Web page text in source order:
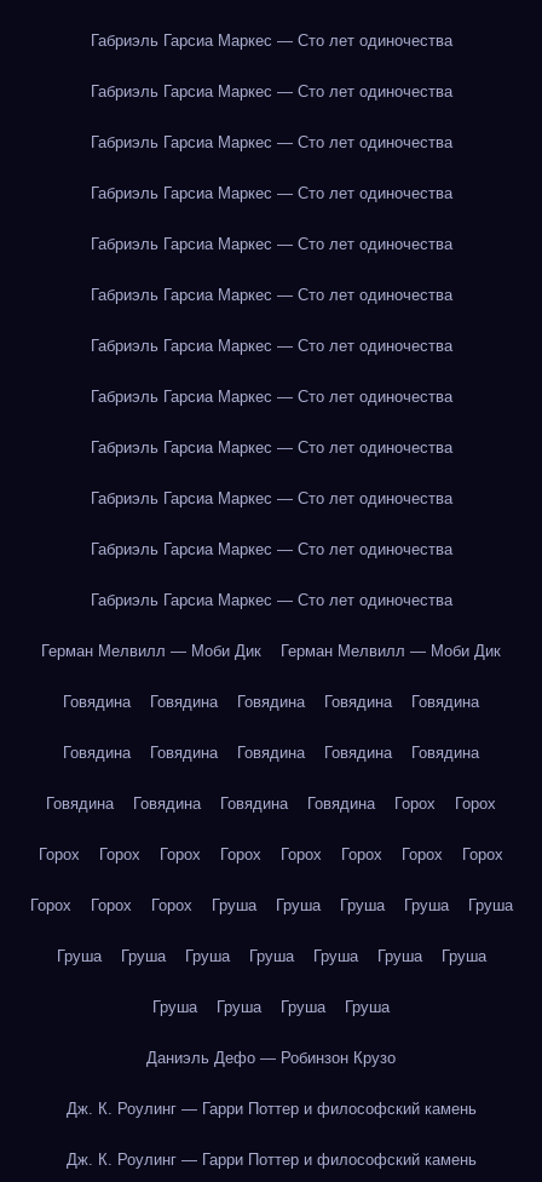
Габриэль Гарсиа Маркес — Сто лет одиночества
Габриэль Гарсиа Маркес — Сто лет одиночества
Габриэль Гарсиа Маркес — Сто лет одиночества
Габриэль Гарсиа Маркес — Сто лет одиночества
Габриэль Гарсиа Маркес — Сто лет одиночества
Габриэль Гарсиа Маркес — Сто лет одиночества
Габриэль Гарсиа Маркес — Сто лет одиночества
Габриэль Гарсиа Маркес — Сто лет одиночества
Габриэль Гарсиа Маркес — Сто лет одиночества
Габриэль Гарсиа Маркес — Сто лет одиночества
Габриэль Гарсиа Маркес — Сто лет одиночества
Габриэль Гарсиа Маркес — Сто лет одиночества
Герман Мелвилл — Моби Дик Герман Мелвилл — Моби Дик
Говядина Говядина Говядина Говядина Говядина
Говядина Говядина Говядина Говядина Говядина
Говядина Говядина Говядина Говядина Горох Горох
Горох Горох Горох Горох Горох Горох Горох Горох
Горох Горох Горох Груша Груша Груша Груша Груша
Груша Груша Груша Груша Груша Груша Груша
Груша Груша Груша Груша
Даниэль Дефо — Робинзон Крузо
Дж. К. Роулинг — Гарри Поттер и философский камень
Дж. К. Роулинг — Гарри Поттер и философский камень